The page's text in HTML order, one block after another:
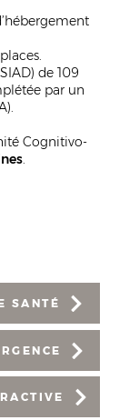
de 109
par un
Cognitivo-
.
SANTÉ